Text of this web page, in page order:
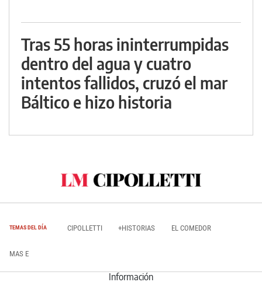
Tras 55 horas ininterrumpidas
dentro del agua y cuatro
intentos fallidos, cruzó el mar
Báltico e hizo historia
TEMAS DEL DÍA CIPOLLETTI +HISTORIAS EL COMEDOR
MAS E
Información